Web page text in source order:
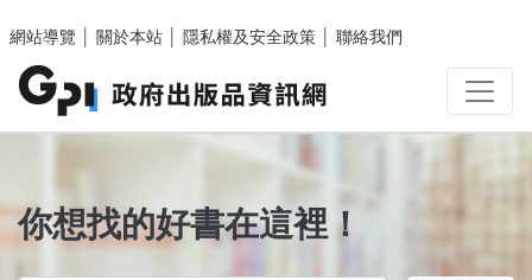
網站導覽
關於本站 隱私權及安全政策 聯絡我們
你想找的好書在這裡！